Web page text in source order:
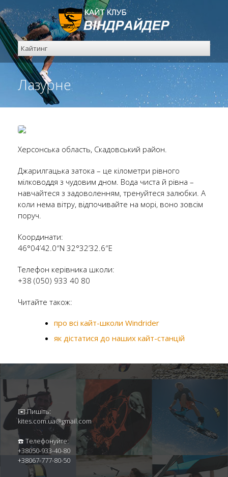
Лазурне
Херсонська область, Скадовський район.
Джарилгацька затока – це кілометри рівного
мілководдя з чудовим дном. Вода чиста й рівна –
навчайтеся з задоволенням, тренуйтеся залюбки. А
коли нема вітру, відпочивайте на морі, воно зовсім
поруч.
Координати:
46°04’42.0″N 32°32’32.6″E
Телефон керівника школи:
+38 (050) 933 40 80
Читайте також:
про всі кайт-школи Windrider
як дістатися до наших кайт-станцій
✉️ Пишіть:
kites.com.ua@gmail.com
☎️ Телефонуйте:
+38050-933-40-80
+38067-777-80-50